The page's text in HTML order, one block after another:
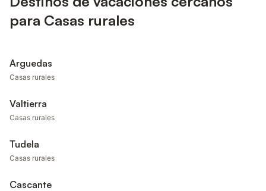
para Casas rurales
Arguedas
Casas rurales
Valtierra
Casas rurales
Tudela
Casas rurales
Cascante